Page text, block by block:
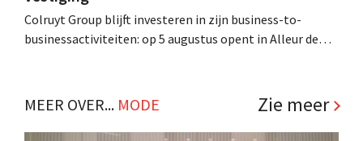
Colruyt Group blijft investeren in zijn business-to-
businessactiviteiten: op 5 augustus opent in Alleur de
klanten. .
MEER OVER... MODE Zie meer